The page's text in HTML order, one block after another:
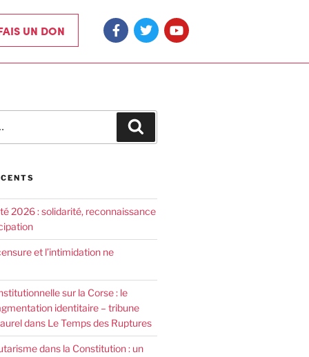
UN DON
2026 : solidarité, reconnaissance
et l’intimidation ne
sur la Corse : le
identitaire – tribune
dans Le Temps des Ruptures
dans la Constitution : un